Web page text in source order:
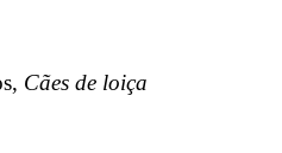
Cães de loiça